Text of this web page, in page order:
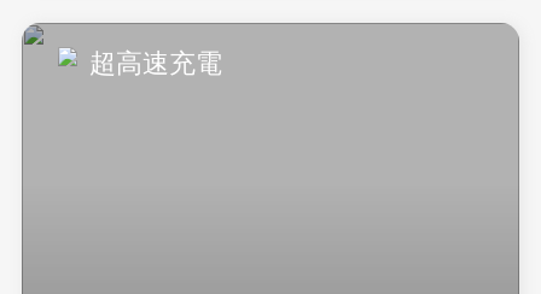
超高速充電